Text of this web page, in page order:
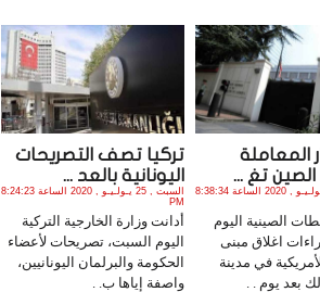
المعاملة
الصين تغ ...
السبت , 25 يـولـيـو , 2020 الساعة 8:38:34
الصينية اليوم
اغلاق مبنى
في مدينة
بعد يوم . .
تركيا تصف التصريحات
اليونانية بالعد ...
السبت , 25 يـولـيـو , 2020 الساعة 8:24:23
PM
أدانت وزارة الخارجية التركية
اليوم السبت، تصريحات لأعضاء
الحكومة والبرلمان اليونانيين،
واصفة إياها ب. .